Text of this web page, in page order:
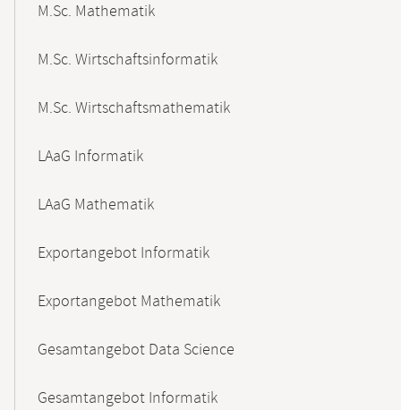
M.Sc. Mathematik
M.Sc. Wirtschaftsinformatik
M.Sc. Wirtschaftsmathematik
LAaG Informatik
LAaG Mathematik
Exportangebot Informatik
Exportangebot Mathematik
Gesamtangebot Data Science
Gesamtangebot Informatik